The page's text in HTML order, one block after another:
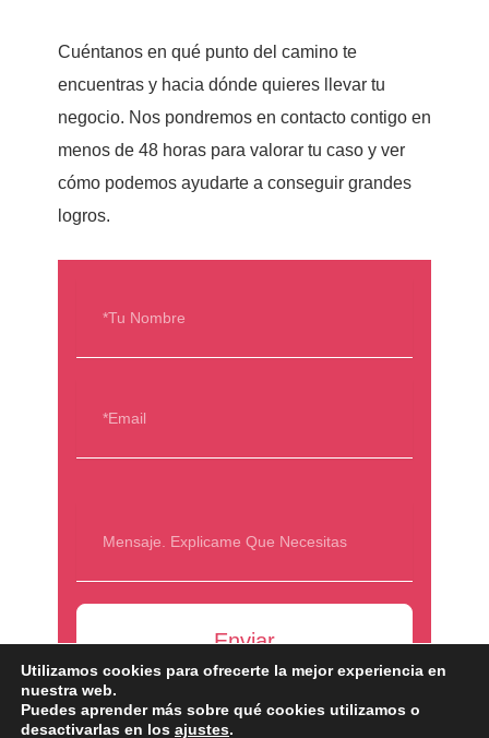
Cuéntanos en qué punto del camino te
encuentras y hacia dónde quieres llevar tu
negocio. Nos pondremos en contacto contigo en
menos de 48 horas para valorar tu caso y ver
cómo podemos ayudarte a conseguir grandes
logros.
e
i
Enviar
Copyright © 2026 DELMA | Dirección de arte y diseño
Utilizamos cookies para ofrecerte la mejor experiencia en
nuestra web.
Puedes aprender más sobre qué cookies utilizamos o
desactivarlas en los ajustes.